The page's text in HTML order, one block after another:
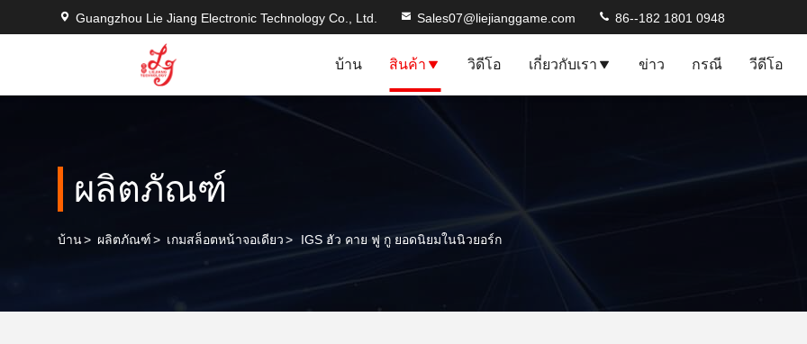
Guangzhou Lie Jiang Electronic Technology Co., Ltd. Sales07@liejianggame.com 86--182 1801 0948
บ้าน สินค้า วิดีโอ เกี่ยวกับเรา ข่าว กรณี วีดีโอ
ผลิตภัณฑ์
บ้าน> ผลิตภัณฑ์> เกมสล็อตหน้าจอเดียว> IGS ฮัว คาย ฟู กู ยอดนิยมในนิวยอร์ก